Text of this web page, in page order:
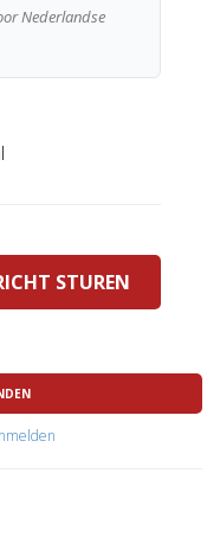
Nederlandse
STUREN